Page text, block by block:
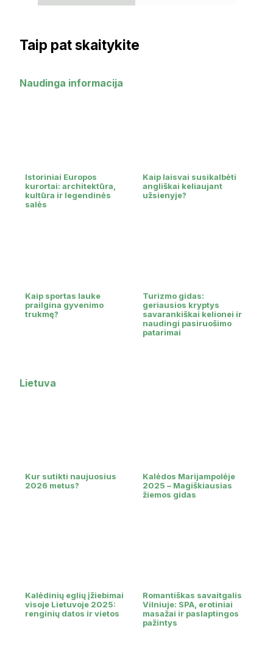
Taip pat skaitykite
Naudinga informacija
Istoriniai Europos
kurortai: architektūra,
kultūra ir legendinės
salės
Kaip laisvai susikalbėti
angliškai keliaujant
užsienyje?
Kaip sportas lauke
prailgina gyvenimo
trukmę?
Turizmo gidas:
geriausios kryptys
savarankiškai kelionei ir
naudingi pasiruošimo
patarimai
Lietuva
Kur sutikti naujuosius
2026 metus?
Kalėdos Marijampolėje
2025 – Magiškiausias
žiemos gidas
Kalėdinių eglių įžiebimai
visoje Lietuvoje 2025:
renginių datos ir vietos
Romantiškas savaitgalis
Vilniuje: SPA, erotiniai
masažai ir paslaptingos
pažintys